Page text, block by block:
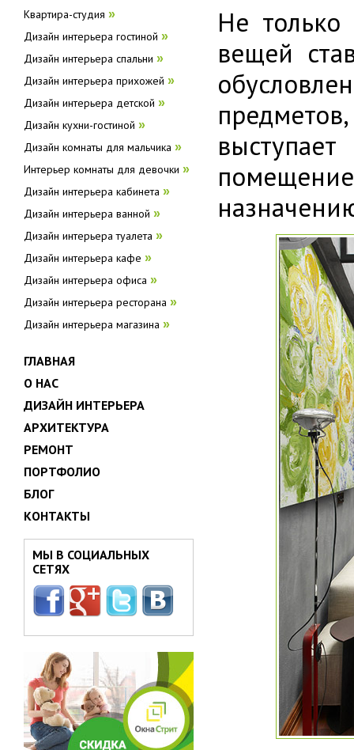
Не
вещей
Квартира-студия »
Дизайн интерьера гостиной »
Дизайн интерьера спальни »
Дизайн интерьера прихожей »
Дизайн интерьера детской »
Дизайн кухни-гостиной »
Дизайн комнаты для мальчика »
Интерьер комнаты для девочки »
Дизайн интерьера кабинета »
Дизайн интерьера ванной »
Дизайн интерьера туалета »
Дизайн интерьера кафе »
Дизайн интерьера офиса »
Дизайн интерьера ресторана »
Дизайн интерьера магазина »
ГЛАВНАЯ
О НАС
ДИЗАЙН ИНТЕРЬЕРА
АРХИТЕКТУРА
РЕМОНТ
ПОРТФОЛИО
БЛОГ
КОНТАКТЫ
МЫ В СОЦИАЛЬНЫХ
СЕТЯХ